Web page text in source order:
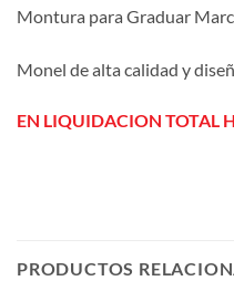
Montura para Graduar
Monel de alta calidad y
EN LIQUIDACION TOTAL
PRODUCTOS